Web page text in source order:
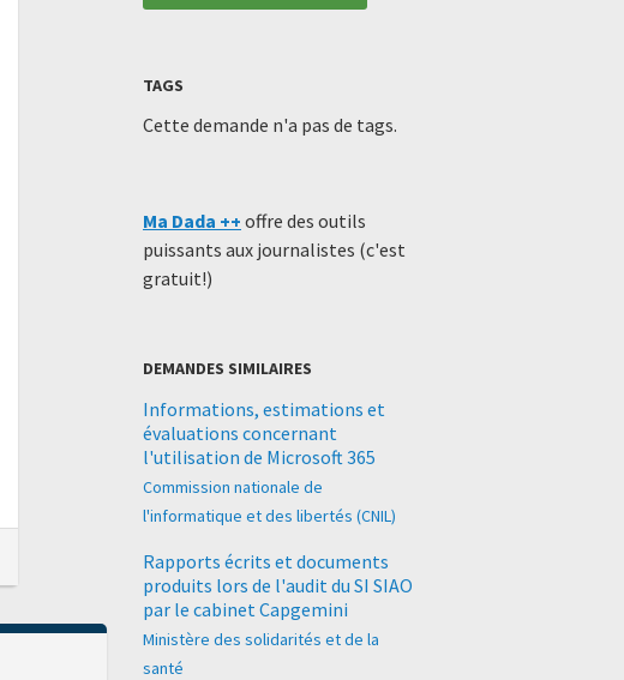
TAGS
Cette demande n'a pas de tags.
Ma Dada ++ offre des outils
puissants aux journalistes (c'est
gratuit!)
DEMANDES SIMILAIRES
Informations, estimations et
évaluations concernant
l'utilisation de Microsoft 365
Commission nationale de
l'informatique et des libertés (CNIL)
Rapports écrits et documents
produits lors de l'audit du SI SIAO
par le cabinet Capgemini
Ministère des solidarités et de la
santé